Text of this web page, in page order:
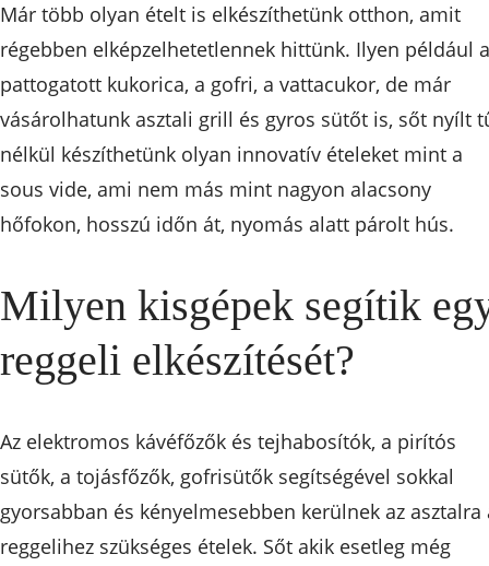
Már több olyan ételt is elkészíthetünk otthon, amit
régebben elképzelhetetlennek hittünk. Ilyen például a
pattogatott kukorica, a gofri, a vattacukor, de már
vásárolhatunk asztali grill és gyros sütőt is, sőt nyílt
nélkül készíthetünk olyan innovatív ételeket mint a
sous vide, ami nem más mint nagyon alacsony
hőfokon, hosszú időn át, nyomás alatt párolt hús.
Milyen kisgépek segítik
reggeli elkészítését?
Az elektromos kávéfőzők és tejhabosítók, a pirítós
sütők, a tojásfőzők, gofrisütők segítségével sokkal
gyorsabban és kényelmesebben kerülnek az asztalra
reggelihez szükséges ételek. Sőt akik esetleg még